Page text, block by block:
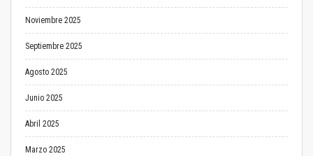
Noviembre 2025
Septiembre 2025
Agosto 2025
Junio 2025
Abril 2025
Marzo 2025